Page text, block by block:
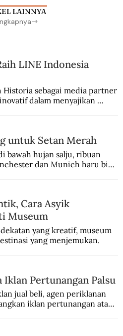
LAINNYA
LINE Indonesia
sebagai media partner
dalam menyajikan
untuk Setan Merah
bawah hujan salju, ribuan
dan Munich haru biru
Cara Asyik
Museum
yang kreatif, museum
yang menjemukan.
Iklan Pertunangan Palsu
jual beli, agen periklanan
iklan pertunangan atau
pertunangan palsu.